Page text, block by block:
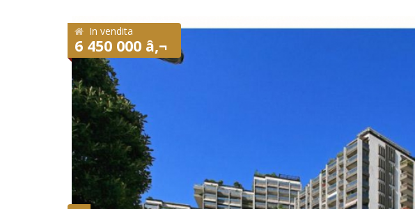
In vendita
6 450 000 â‚¬